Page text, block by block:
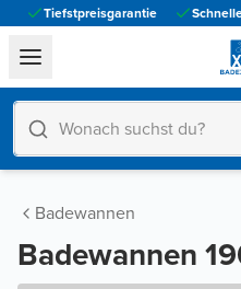
Tiefstpreisgarantie
Badewannen
Badewannen